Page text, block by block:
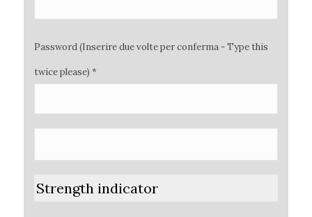
Password (Inserire due volte per conferma - Type this
twice please) *
Strength indicator